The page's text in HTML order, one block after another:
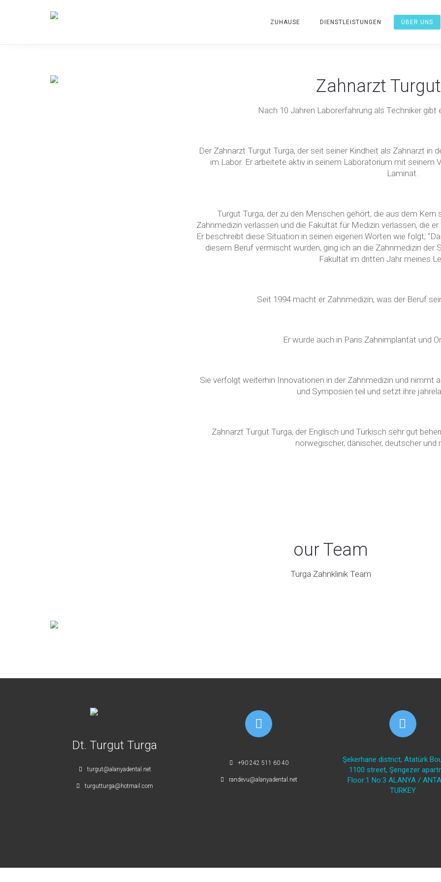
ZUHAUSE DIENSTLEISTUNGEN ÜBER UNS
Zahnarzt
Nach 10 Jahren Laborerfahrung als Techniker gibt
Der Zahnarzt Turgut Turga, der seit seiner Kindheit als Zahnarzt in
im Labor. Er arbeitete aktiv in seinem Laboratorium mit seinem
Laminat.
Turgut Turga, der zu den Menschen gehört, die aus dem
Zahnmedizin verlassen und die Fakultät für Medizin verlassen, die
Er beschreibt diese Situation in seinen eigenen Worten wie folgt;
diesem Beruf vermischt wurden, ging ich an die Zahnmedizin der
Fakultät im dritten Jahr meines
Seit 1994 macht er Zahnmedizin, was der Beruf
Er wurde auch in Paris Zahnimplantat und
Sie verfolgt weiterhin Innovationen in der Zahnmedizin und nimmt
und Symposien teil und setzt ihre
Zahnarzt Turgut Turga, der Englisch und Türkisch sehr gut
norwegischer, dänischer, deutscher und
our Team
Turga Zahnklinik Team
Dt. Turgut Turga
turgut@alanyadental.net
turgutturga@hotmail.com
+90 242 511 60 40
randevu@alanyadental.net
Şekerhane district, Atatürk
1100 street, Şengezer
Floor:1 No:3 ALANYA /
TURKEY